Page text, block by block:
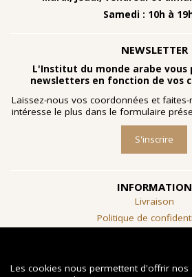
Samedi : 10h à
NEWSLETTER
L'Institut du monde arabe vous
newsletters en fonction de vos
Laissez-nous vos coordonnées et
intéresse le plus dans le formulaire
S'inscrire
INFORMATION
Livraison
Politique de
Conditions générales
SUIVEZ-NOUS
Les cookies nous permettent d'offrir nos